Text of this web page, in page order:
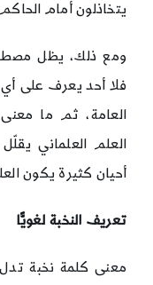
يتخاذلون أمام
ومع ذلك، يظل
فلا أحد يعرف على
العامة، ثم ما
العلم العلماني
أحيان كثيرة يكون
تعريف النخبة لغويًّا
معنى كلمة نخبة تدل